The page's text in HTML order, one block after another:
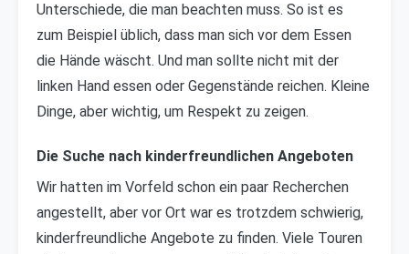
Unterschiede, die man beachten muss. So ist es
zum Beispiel üblich, dass man sich vor dem Essen
die Hände wäscht. Und man sollte nicht mit der
linken Hand essen oder Gegenstände reichen. Kleine
Dinge, aber wichtig, um Respekt zu zeigen.
Die Suche nach kinderfreundlichen Angeboten
Wir hatten im Vorfeld schon ein paar Recherchen
angestellt, aber vor Ort war es trotzdem schwierig,
kinderfreundliche Angebote zu finden. Viele Touren